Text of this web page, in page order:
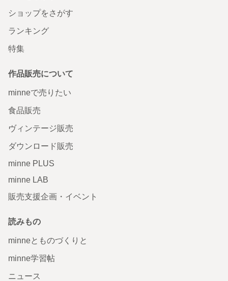
ショップをさがす
ランキング
特集
作品販売について
minneで売りたい
食品販売
ヴィンテージ販売
ダウンロード販売
minne PLUS
minne LAB
販売支援企画・イベント
読みもの
minneとものづくりと
minne学習帖
ニュース